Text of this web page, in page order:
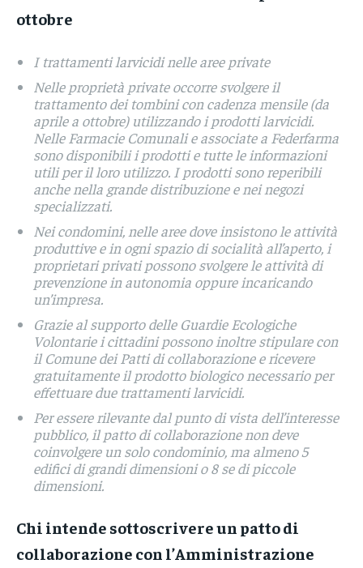
ottobre
I trattamenti larvicidi nelle aree private
Nelle proprietà private occorre svolgere il
trattamento dei tombini con cadenza mensile (da
aprile a ottobre) utilizzando i prodotti larvicidi.
Nelle Farmacie Comunali e associate a Federfarma
sono disponibili i prodotti e tutte le informazioni
utili per il loro utilizzo. I prodotti sono reperibili
anche nella grande distribuzione e nei negozi
specializzati.
Nei condomini, nelle aree dove insistono le attività
produttive e in ogni spazio di socialità all’aperto, i
proprietari privati possono svolgere le attività di
prevenzione in autonomia oppure incaricando
un’impresa.
Grazie al supporto delle Guardie Ecologiche
Volontarie i cittadini possono inoltre stipulare con
il Comune dei Patti di collaborazione e ricevere
gratuitamente il prodotto biologico necessario per
effettuare due trattamenti larvicidi.
Per essere rilevante dal punto di vista dell’interesse
pubblico, il patto di collaborazione non deve
coinvolgere un solo condominio, ma almeno 5
edifici di grandi dimensioni o 8 se di piccole
dimensioni.
Chi intende sottoscrivere un patto di
collaborazione con l’Amministrazione